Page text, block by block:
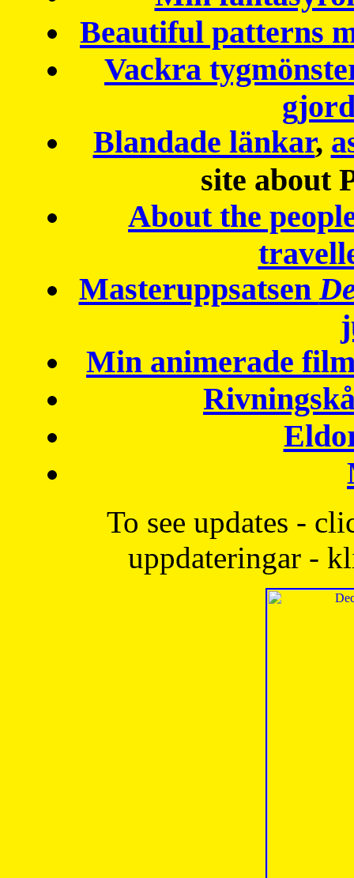
Beautiful patterns
Vackra
Blandade länkar,
site about
About the
Masteruppsatsen
Min animerade
To see updates -
uppdateringar -